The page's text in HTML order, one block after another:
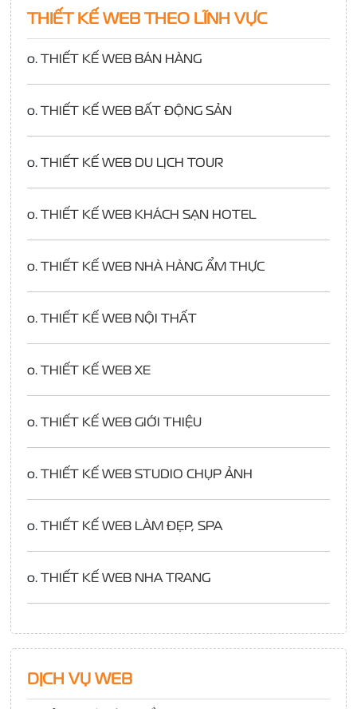
THIẾT KẾ WEB THEO LĨNH VỰC
o. THIẾT KẾ WEB BÁN HÀNG
o. THIẾT KẾ WEB BẤT ĐỘNG SẢN
o. THIẾT KẾ WEB DU LỊCH TOUR
o. THIẾT KẾ WEB KHÁCH SẠN HOTEL
o. THIẾT KẾ WEB NHÀ HÀNG ẨM THỰC
o. THIẾT KẾ WEB NỘI THẤT
o. THIẾT KẾ WEB XE
o. THIẾT KẾ WEB GIỚI THIỆU
o. THIẾT KẾ WEB STUDIO CHỤP ẢNH
o. THIẾT KẾ WEB LÀM ĐẸP, SPA
o. THIẾT KẾ WEB NHA TRANG
DỊCH VỤ WEB